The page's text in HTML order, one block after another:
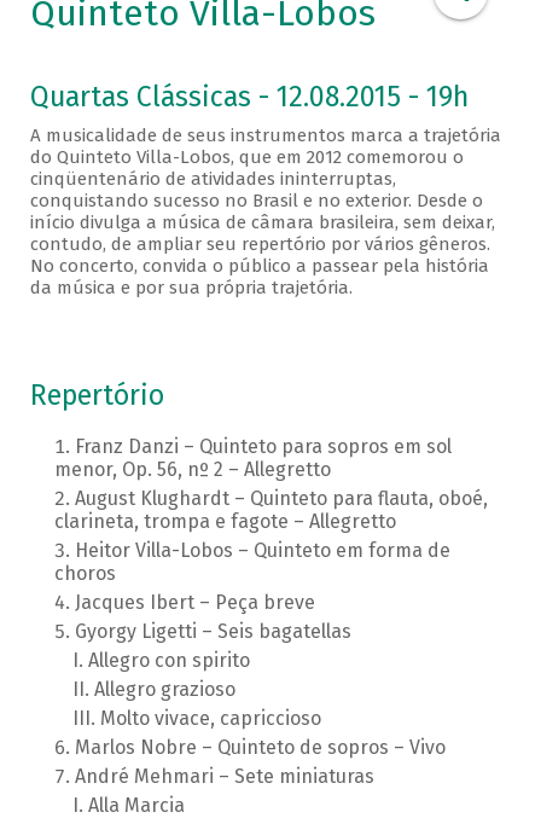
Quinteto Villa-Lobos
Quartas Clássicas - 12.08.2015 - 19h
A musicalidade de seus instrumentos marca a trajetória
do Quinteto Villa-Lobos, que em 2012 comemorou o
cinqüentenário de atividades ininterruptas,
conquistando sucesso no Brasil e no exterior. Desde o
início divulga a música de câmara brasileira, sem deixar,
contudo, de ampliar seu repertório por vários gêneros.
No concerto, convida o público a passear pela história
da música e por sua própria trajetória.
Repertório
Franz Danzi – Quinteto para sopros em sol
menor, Op. 56, nº 2 – Allegretto
August Klughardt – Quinteto para flauta, oboé,
clarineta, trompa e fagote – Allegretto
Heitor Villa-Lobos – Quinteto em forma de
choros
Jacques Ibert – Peça breve
Gyorgy Ligetti – Seis bagatellas
Allegro con spirito
Allegro grazioso
Molto vivace, capriccioso
Marlos Nobre – Quinteto de sopros – Vivo
André Mehmari – Sete miniaturas
Alla Marcia